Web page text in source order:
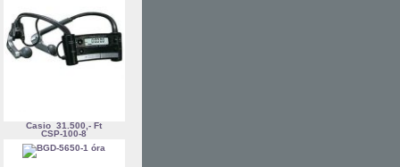
Casio 31.500,- Ft
CSP-100-8